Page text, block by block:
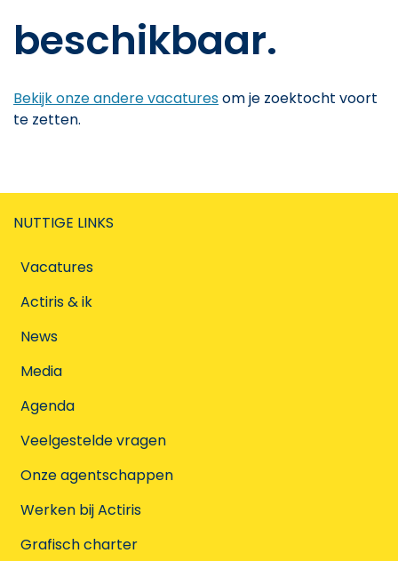
beschikbaar.
Bekijk onze andere vacaturesom je zoektocht voort
te zetten.
NUTTIGE LINKS
Vacatures
Actiris & ik
News
Media
Agenda
Veelgestelde vragen
Onze agentschappen
Werken bij Actiris
Grafisch charter